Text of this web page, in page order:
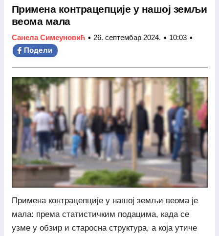
Примена контрацепције у нашој земљи
веома мала
Санела Симеуновић • 26. септембар 2024. • 10:03 •
Подели
Примена контрацепције у нашој земљи веома је
мала: према статистичким подацима, када се
узме у обзир и старосна структура, а која утиче